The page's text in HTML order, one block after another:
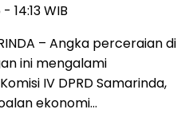
14:13 WIB
– Angka perceraian di
ini mengalami
IV DPRD Samarinda,
ekonomi…